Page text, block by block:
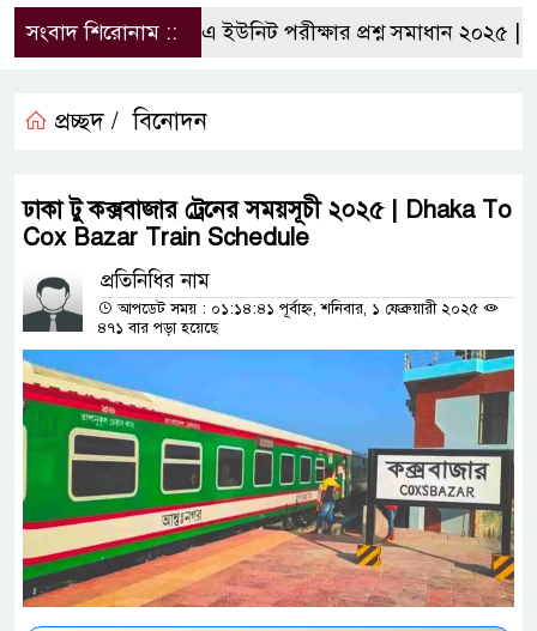
সংবাদ শিরোনাম ::রাবি এ ইউনিট পরীক্ষার প্রশ্ন সমাধান ২০২৫ |
প্রচ্ছদ / বিনোদন
ঢাকা টু কক্সবাজার ট্রেনের সময়সূচী ২০২৫ | Dhaka To
Cox Bazar Train Schedule
প্রতিনিধির নাম
আপডেট সময় : ০১:১৪:৪১ পূর্বাহ্ন, শনিবার, ১ ফেব্রুয়ারী ২০২৫
৪৭১ বার পড়া হয়েছে